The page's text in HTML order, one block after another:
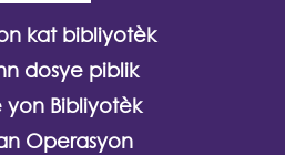
kat bibliyotèk
dosye piblik
yon Bibliyotèk
Operasyon